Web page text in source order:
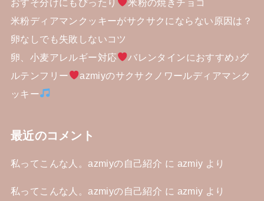
おすそ分けにもぴったり
米粉の焼きチョコ
米粉ディアマンクッキーがサクサクにならない原因は？
卵なしでも失敗しないコツ
卵、小麦アレルギー対応
バレンタインにおすすめ♪グ
ルテンフリー
azmiyのサクサクノワールディアマンク
ッキー
最近のコメント
私ってこんな人。azmiyの自己紹介 に azmiy より
私ってこんな人。azmiyの自己紹介 に azmiy より